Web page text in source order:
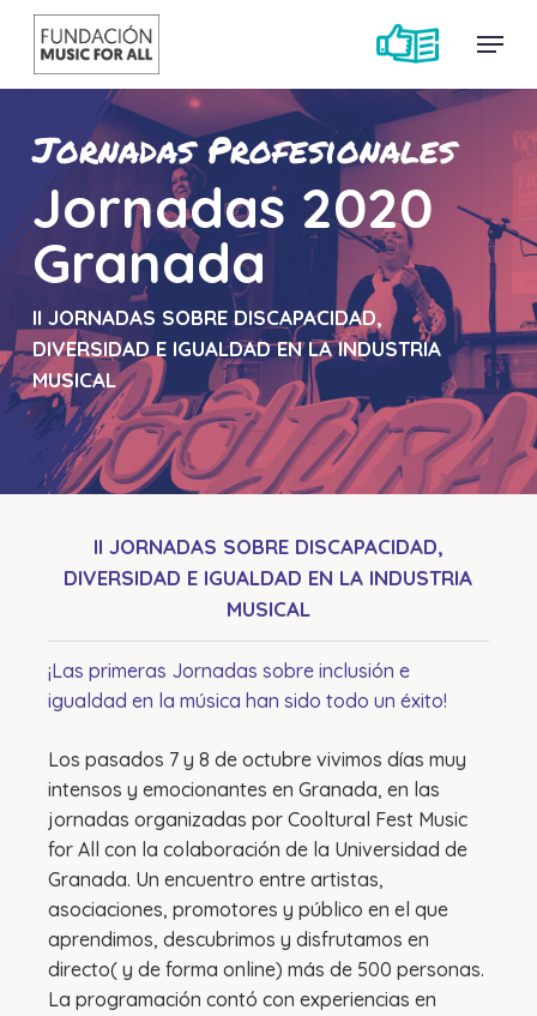
Skip
main
Menu
Jornadas Profesionales
Jornadas 2020
Granada
II JORNADAS SOBRE DISCAPACIDAD,
DIVERSIDAD E IGUALDAD EN LA INDUSTRIA
MUSICAL
II JORNADAS SOBRE DISCAPACIDAD,
DIVERSIDAD E IGUALDAD EN LA INDUSTRIA
MUSICAL
¡Las primeras Jornadas sobre inclusión e
igualdad en la música han sido todo un éxito!
Los pasados 7 y 8 de octubre vivimos días muy
intensos y emocionantes en Granada, en las
jornadas organizadas por Cooltural Fest Music
for All con la colaboración de la Universidad de
Granada. Un encuentro entre artistas,
asociaciones, promotores y público en el que
aprendimos, descubrimos y disfrutamos en
directo( y de forma online) más de 500 personas.
La programación contó con experiencias en